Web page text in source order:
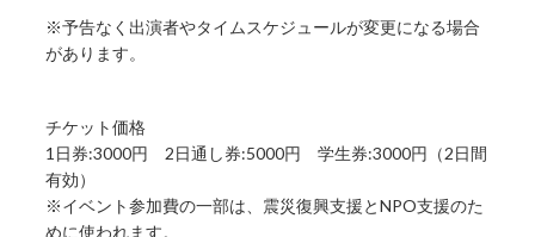
※予告なく出演者やタイムスケジュールが変更になる場合
があります。
チケット価格
1日券:3000円 2日通し券:5000円 学生券:3000円（2日間
有効）
※イベント参加費の一部は、震災復興支援とNPO支援のた
めに使われます。